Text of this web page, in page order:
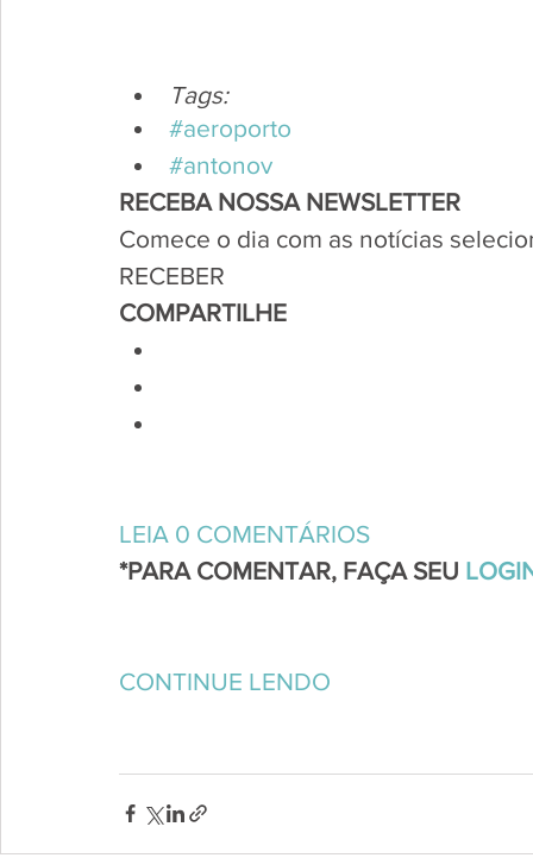
Tags:
#aeroporto
#antonov
RECEBA NOSSA NEWSLETTER
Comece o dia com as notícias
RECEBER
COMPARTILHE
LEIA 0 COMENTÁRIOS
*PARA COMENTAR, FAÇA SEU
CONTINUE LENDO